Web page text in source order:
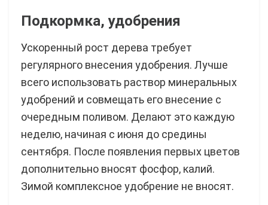
Подкормка, удобрения
Ускоренный рост дерева требует
регулярного внесения удобрения. Лучше
всего использовать раствор минеральных
удобрений и совмещать его внесение с
очередным поливом. Делают это каждую
неделю, начиная с июня до средины
сентября. После появления первых цветов
дополнительно вносят фосфор, калий.
Зимой комплексное удобрение не вносят.